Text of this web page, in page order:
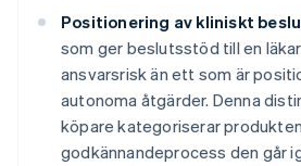
Positionering av kliniskt
som ger beslutsstöd till en
ansvarsrisk än ett som är
autonoma åtgärder. Denna
köpare kategoriserar
godkännandeprocess den går